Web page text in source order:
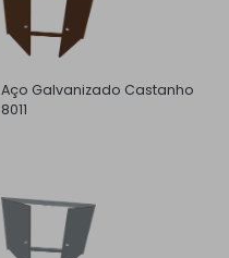
Aço Galvanizado Castanho
8011